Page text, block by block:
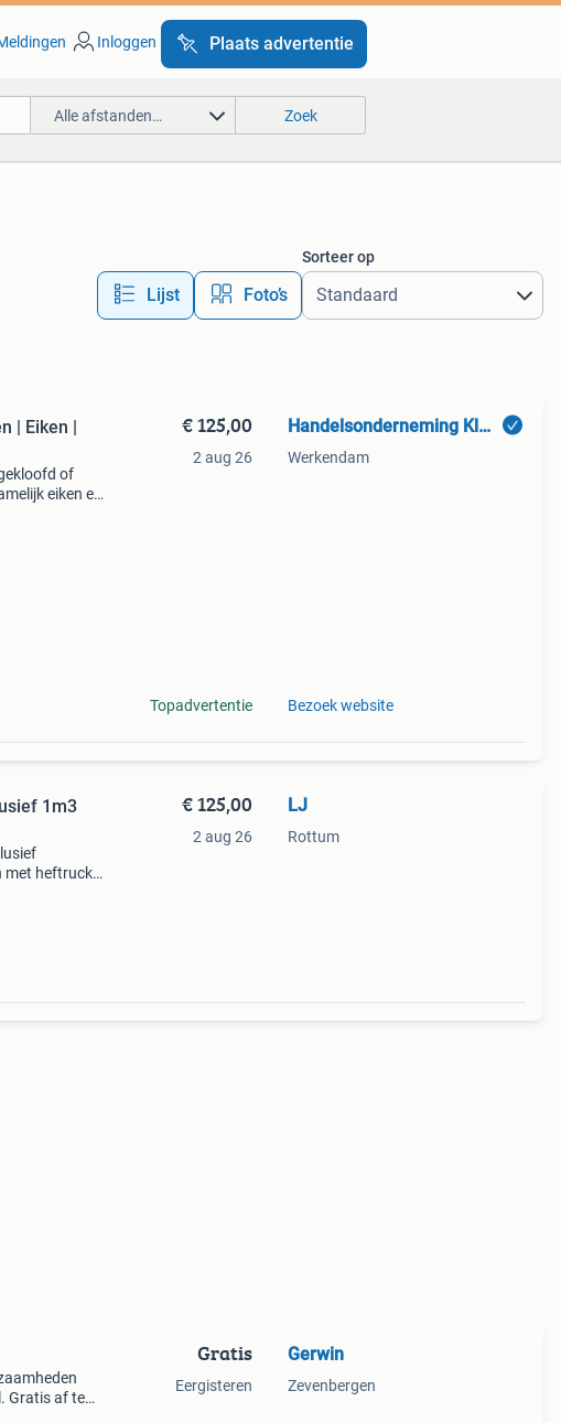
Inloggen Plaats advertentie
Alle afstanden… Zoek
Lijst Foto’s
Sorteer op
| Eiken |
of
eiken en
€ 125,00
2 aug 26
Topadvertentie
Handelsonderneming Klepper
Werkendam
Bezoek website
1m3
met heftruck.
€ 125,00
2 aug 26
LJ
Rottum
Gratis af te
Gratis
Eergisteren
Gerwin
Zevenbergen